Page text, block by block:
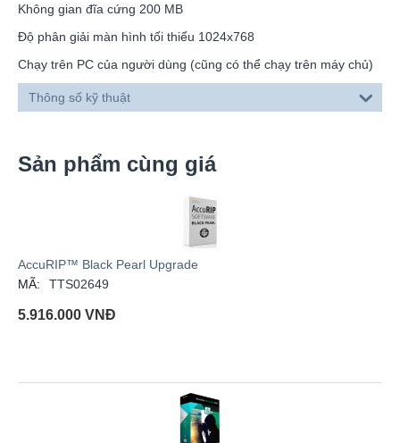
Không gian đĩa cứng 200 MB
Độ phân giải màn hình tối thiểu 1024x768
Chạy trên PC của người dùng (cũng có thể chạy trên máy chủ)
Thông số kỹ thuật
Sản phẩm cùng giá
AccuRIP™ Black Pearl Upgrade
MÃ:
TTS02649
5.916.000 VNĐ